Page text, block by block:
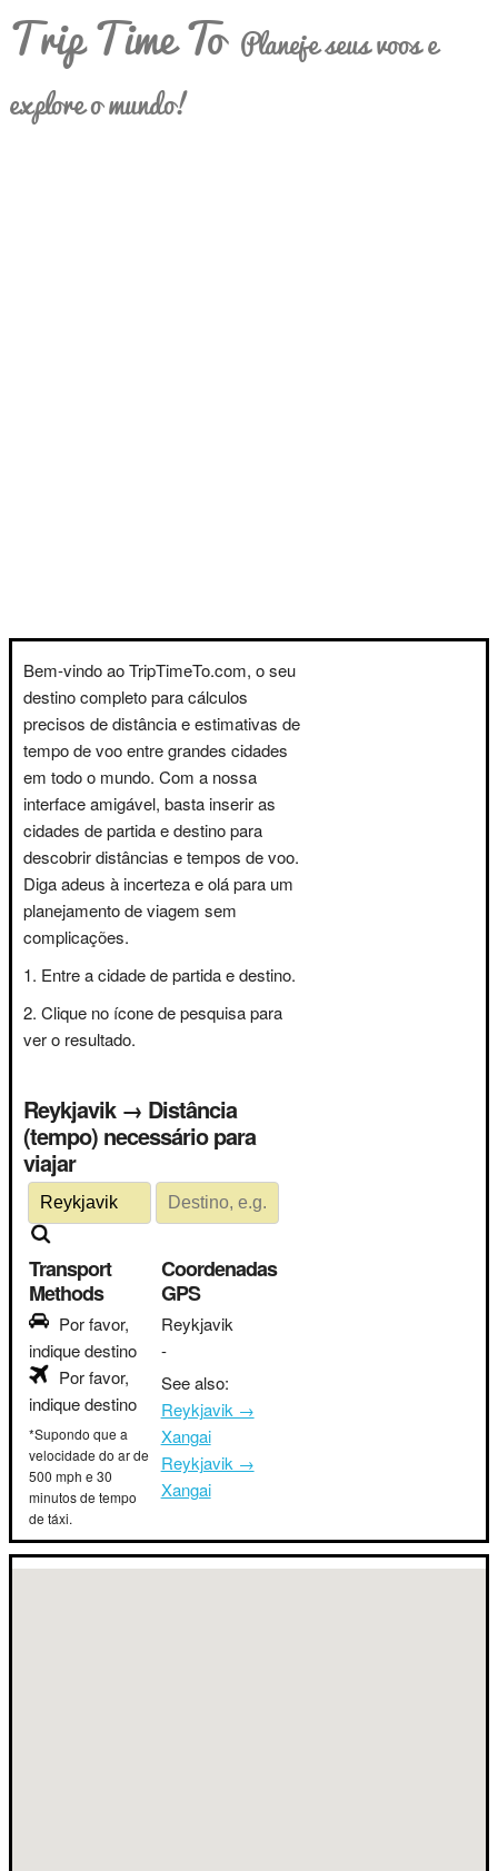
Trip Time To Planeje seus voos e
explore o mundo!
Bem-vindo ao TripTimeTo.com, o seu
destino completo para cálculos
precisos de distância e estimativas de
tempo de voo entre grandes cidades
em todo o mundo. Com a nossa
interface amigável, basta inserir as
cidades de partida e destino para
descobrir distâncias e tempos de voo.
Diga adeus à incerteza e olá para um
planejamento de viagem sem
complicações.
Entre a cidade de partida e destino.
Clique no ícone de pesquisa para
ver o resultado.
Reykjavik → Distância
(tempo) necessário para
viajar
Transport
Methods
Por favor,
indique destino
Por favor,
indique destino
*Supondo que a
velocidade do ar de
500 mph e 30
minutos de tempo
de táxi.
Coordenadas
GPS
Reykjavik
-
See also:
Reykjavik →
Xangai
Reykjavik →
Xangai